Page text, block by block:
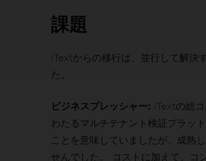
課題
iTextからの移行は、並行して解
た。
ビジネスプレッシャー: iTextの総
わたるマルチテナント検証プラッ
ことを意味していましたが、成熟
せんでした。 コストに加えて、コ